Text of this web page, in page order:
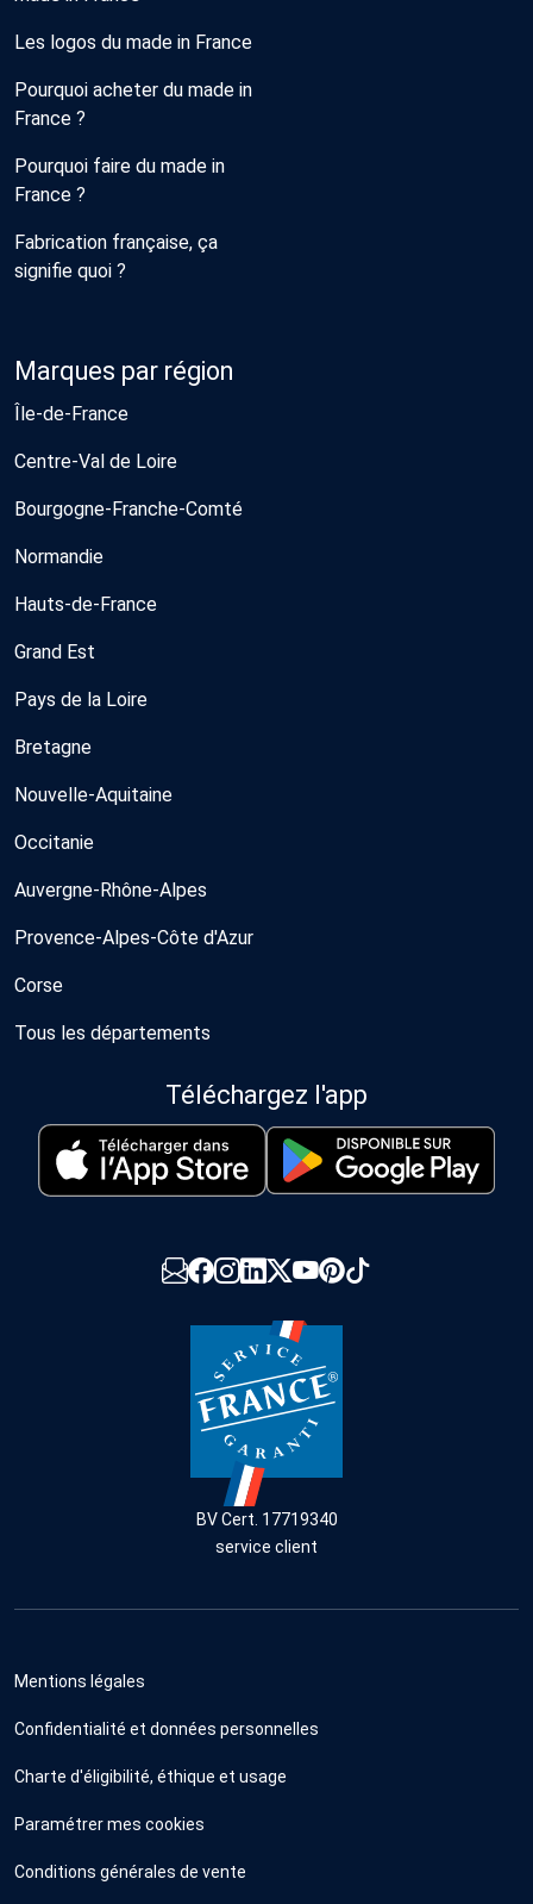
Les logos du made in France
Pourquoi acheter du made in
France ?
Pourquoi faire du made in
France ?
Fabrication française, ça
signifie quoi ?
Marques par région
Île-de-France
Centre-Val de Loire
Bourgogne-Franche-Comté
Normandie
Hauts-de-France
Grand Est
Pays de la Loire
Bretagne
Nouvelle-Aquitaine
Occitanie
Auvergne-Rhône-Alpes
Provence-Alpes-Côte d'Azur
Corse
Tous les départements
Téléchargez l'app
BV Cert. 17719340
service client
Mentions légales
Confidentialité et données personnelles
Charte d'éligibilité, éthique et usage
Paramétrer mes cookies
Conditions générales de vente